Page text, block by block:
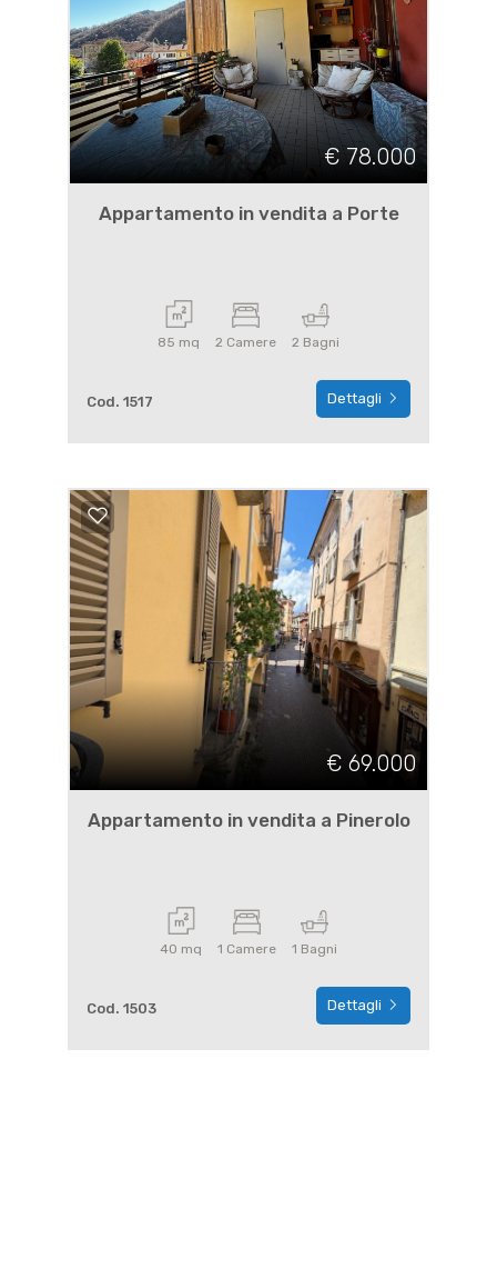
€ 78.000
Appartamento in vendita a Porte
85 mq 2 Camere 2 Bagni
Cod. 1517 Dettagli
€ 69.000
Appartamento in vendita a Pinerolo
40 mq 1 Camere 1 Bagni
Cod. 1503 Dettagli